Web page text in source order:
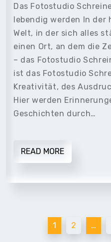
Das Fotostudio
lebendig werden In
Welt, in der sich alles
einen Ort, an dem die
– das Fotostudio
ist das Fotostudio
Kreativität, des
Hier werden
Geschichten durch…
READ MORE
Beitragsnavigation
1 2 …